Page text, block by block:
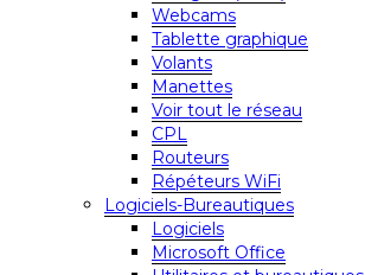
Webcams
Tablette graphique
Volants
Manettes
Voir tout le réseau
CPL
Routeurs
Répéteurs WiFi
Logiciels-Bureautiques
Logiciels
Microsoft Office